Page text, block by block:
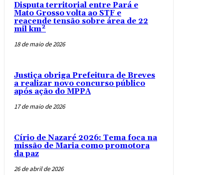
Disputa territorial entre Pará e
Mato Grosso volta ao STF e
reacende tensão sobre área de 22
mil km²
18 de maio de 2026
Justiça obriga Prefeitura de Breves
a realizar novo concurso público
após ação do MPPA
17 de maio de 2026
Círio de Nazaré 2026: Tema foca na
missão de Maria como promotora
da paz
26 de abril de 2026